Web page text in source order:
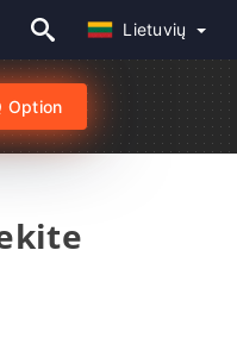
Lietuvių
Option